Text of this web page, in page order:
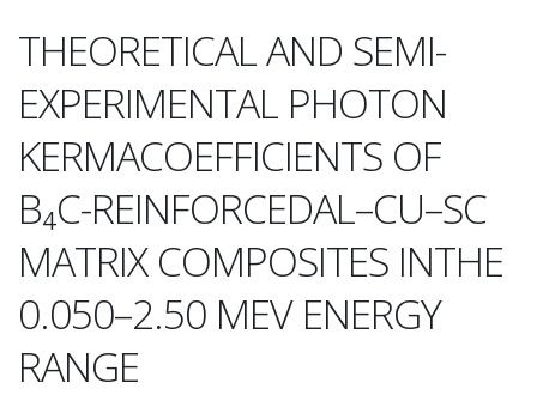
THEORETICAL AND SEMI-
EXPERIMENTAL PHOTON
KERMACOEFFICIENTS OF
B₄C-REINFORCEDAL–CU–SC
MATRIX COMPOSITES INTHE
0.050–2.50 MEV ENERGY
RANGE